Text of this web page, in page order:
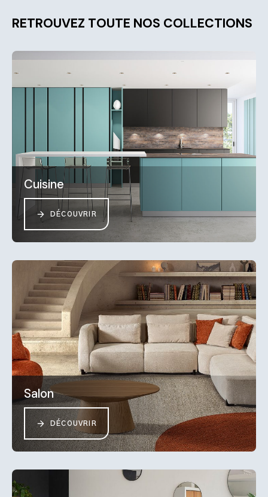
RETROUVEZ TOUTE NOS COLLECTIONS
Cuisine
DÉCOUVRIR
Salon
DÉCOUVRIR